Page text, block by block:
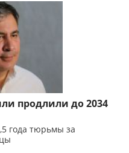
продлили до 2034
года тюрьмы за